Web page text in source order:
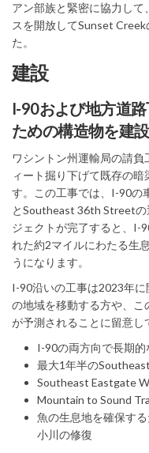
アン部族と緊密に協力し
スを開放してSunset
た。
建設
I-90および地方道
ための構造物を建
ワシントン州運輸局の請
ィート掘り下げて既存の
す。この工事では、I-90の
とSoutheast 36th Streetの
ジェクトが完了すると、I-
れた約2マイルにわたる生
うになります。
I-90沿いの工事は2023年
の地域を移動する方や、
が予測されることに留意し
I-90の両方向で長期的
最大1年半の
Southeast Eastgate
Mountain to Sound
魚の生息地を確保す
小川の修復